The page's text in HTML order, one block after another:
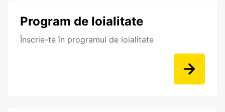
Program de loialitate
Înscrie-te în programul de loialitate